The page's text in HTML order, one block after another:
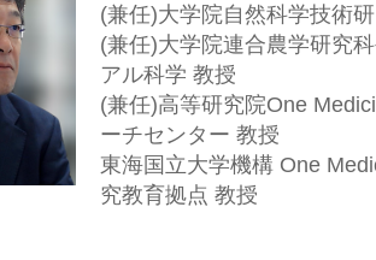
(兼任)大学院自然科学技術
(兼任)大学院連合農学研究
アル科学 教授
(兼任)高等研究院One
ーチセンター 教授
東海国立大学機構 One
究教育拠点 教授